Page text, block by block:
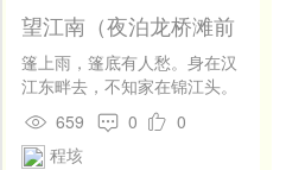
社
区
登
望江南（夜泊龙桥滩前
遇雨作）
篷上雨，篷底有人愁。身在汉
江东畔去，不知家在锦江头。
烟水两悠悠。 吾老矣，心事几
时休。沈水熨香年似日，薄云
垂帐夏如秋。安得小书舟家有
659 0
0
程垓